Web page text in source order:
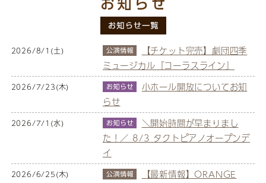
2026/8/1(土)
【チケット完売】劇団四季
ミュージカル『コーラスライン』
2026/7/23(木)
小ホール開放についてお知
らせ
2026/7/1(水)
＼開始時間が早まりまし
た！／ 8/3 タクトピアノオープンデ
イ
2026/6/25(木)
【最新情報】ORANGE